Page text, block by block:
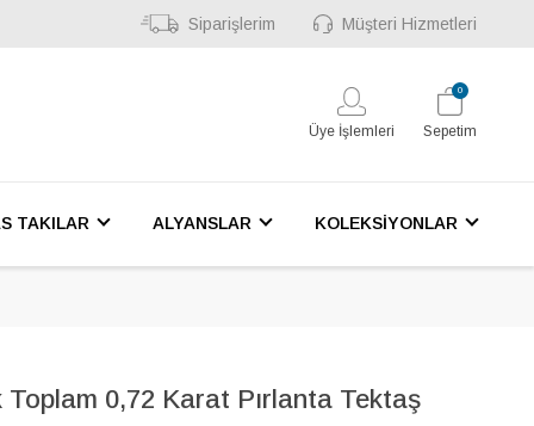
Siparişlerim Müşteri Hizmetleri
Üye İşlemleri Sepetim
0
TAKILAR ALYANSLAR KOLEKSİYONLAR
Toplam 0,72 Karat Pırlanta Tektaş